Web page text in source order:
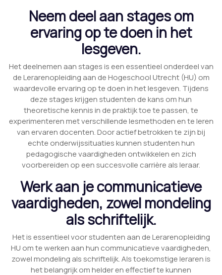
Neem deel aan stages om
ervaring op te doen in het
lesgeven.
Het deelnemen aan stages is een essentieel onderdeel van
de Lerarenopleiding aan de Hogeschool Utrecht (HU) om
waardevolle ervaring op te doen in het lesgeven. Tijdens
deze stages krijgen studenten de kans om hun
theoretische kennis in de praktijk toe te passen, te
experimenteren met verschillende lesmethoden en te leren
van ervaren docenten. Door actief betrokken te zijn bij
echte onderwijssituaties kunnen studenten hun
pedagogische vaardigheden ontwikkelen en zich
voorbereiden op een succesvolle carrière als leraar.
Werk aan je communicatieve
vaardigheden, zowel mondeling
als schriftelijk.
Het is essentieel voor studenten aan de Lerarenopleiding
HU om te werken aan hun communicatieve vaardigheden,
zowel mondeling als schriftelijk. Als toekomstige leraren is
het belangrijk om helder en effectief te kunnen